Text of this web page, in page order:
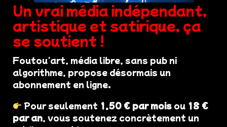
Un vrai média indépendant,
artistique et satirique, ça
se soutient !
Foutou'art, média libre, sans pub ni
algorithme, propose désormais un
abonnement en ligne.
Pour seulement 1,50 € par mois ou 18 €
par an, vous soutenez concrètement un